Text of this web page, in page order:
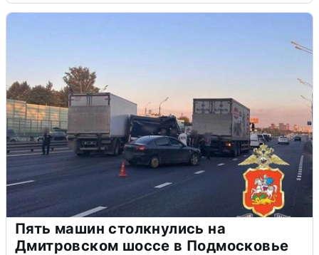
Пять машин столкнулись на
Дмитровском шоссе в Подмосковье